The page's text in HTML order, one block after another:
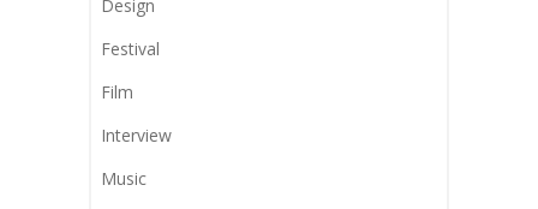
Design
Festival
Film
Interview
Music